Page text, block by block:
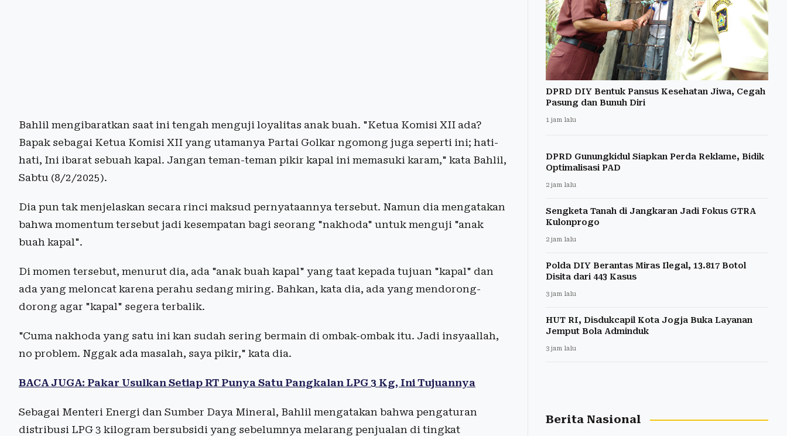
Bahlil mengibaratkan saat ini tengah menguji loyalitas anak buah. "Ketua Komisi XII ada?
Bapak sebagai Ketua Komisi XII yang utamanya Partai Golkar ngomong juga seperti ini; hati-
hati, Ini ibarat sebuah kapal. Jangan teman-teman pikir kapal ini memasuki karam," kata Bahlil,
Sabtu (8/2/2025).
Dia pun tak menjelaskan secara rinci maksud pernyataannya tersebut. Namun dia mengatakan
bahwa momentum tersebut jadi kesempatan bagi seorang "nakhoda" untuk menguji "anak
buah kapal".
Di momen tersebut, menurut dia, ada "anak buah kapal" yang taat kepada tujuan "kapal" dan
ada yang meloncat karena perahu sedang miring. Bahkan, kata dia, ada yang mendorong-
dorong agar "kapal" segera terbalik.
"Cuma nakhoda yang satu ini kan sudah sering bermain di ombak-ombak itu. Jadi insyaallah,
no problem. Nggak ada masalah, saya pikir," kata dia.
BACA JUGA: Pakar Usulkan Setiap RT Punya Satu Pangkalan LPG 3 Kg, Ini Tujuannya
Sebagai Menteri Energi dan Sumber Daya Mineral, Bahlil mengatakan bahwa pengaturan
distribusi LPG 3 kilogram bersubsidi yang sebelumnya melarang penjualan di tingkat
DPRD DIY Bentuk Pansus Kesehatan Jiwa, Cegah
Pasung dan Bunuh Diri
1 jam lalu
DPRD Gunungkidul Siapkan Perda Reklame, Bidik
Optimalisasi PAD
2 jam lalu
Sengketa Tanah di Jangkaran Jadi Fokus GTRA
Kulonprogo
2 jam lalu
Polda DIY Berantas Miras Ilegal, 13.817 Botol
Disita dari 443 Kasus
3 jam lalu
HUT RI, Disdukcapil Kota Jogja Buka Layanan
Jemput Bola Adminduk
3 jam lalu
Berita Nasional